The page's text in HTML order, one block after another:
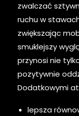
zwalczać
ruchu w
zwiększając
smuklejszy
przynosi nie
pozytywnie
Dodatkowymi
lepsza